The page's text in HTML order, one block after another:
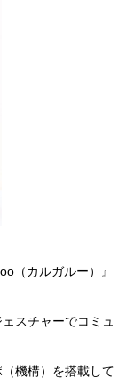
（カルガルー）』
スチャーでコミュ
機構）を搭載して